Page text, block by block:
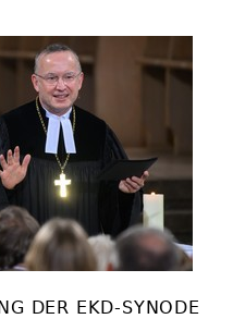
DER EKD-SYNODE